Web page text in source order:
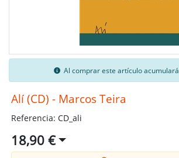
Al comprar este artículo acumulará
Alí (CD) - Marcos Teira
Referencia: CD_ali
18,90 €